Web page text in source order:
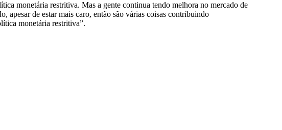
monetária restritiva. Mas a gente continua tendo melhora no mercado de
apesar de estar mais caro, então são várias coisas contribuindo
monetária restritiva”.